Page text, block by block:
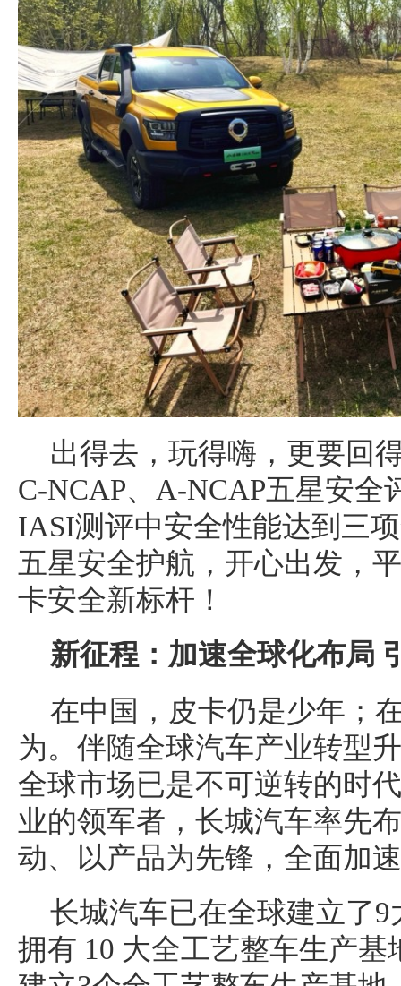
出得去，玩得嗨，更要回
C-NCAP、A-NCAP五星安全
IASI测评中安全性能达到三
五星安全护航，开心出发，
卡安全新标杆！
新征程：加速全球化布局
在中国，皮卡仍是少年；
为。伴随全球汽车产业转型
全球市场已是不可逆转的时
业的领军者，长城汽车率先
动、以产品为先锋，全面加
长城汽车已在全球建立了
拥有 10 大全工艺整车生产